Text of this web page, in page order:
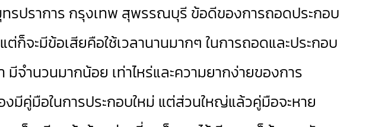
ปราการ กรุงเทพ สุพรรณบุรี ข้อดีของการถอดประกอบ
จะมีข้อเสียคือใช้เวลานานมากๆ ในการถอดและประกอบ
ำนวนมากน้อย เท่าไหร่และความยากง่ายของการ
มีคู่มือในการประกอบใหม่ แต่ส่วนใหญ่แล้วคู่มือจะหาย